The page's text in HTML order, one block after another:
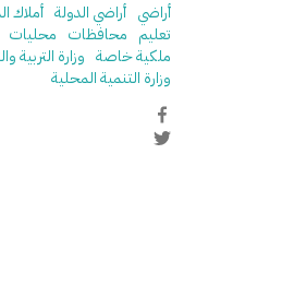
أراضي أراضي الدولة أملاك
تعليم محافظات محليات
ملكية خاصة وزارة التربية
وزارة التنمية المحلية